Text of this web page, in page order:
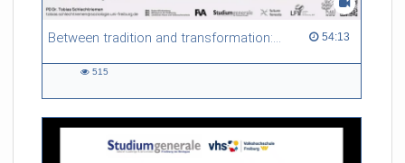
Between tradition and transformation: how owners, advisers and institutions co-create knowledge for resilient forests in Europe 54:13
54:13 duration
515